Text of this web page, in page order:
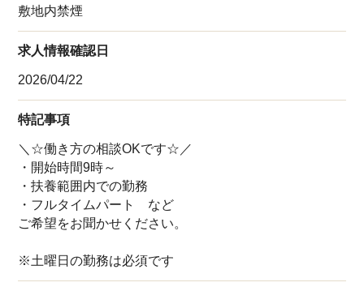
敷地内禁煙
求人情報確認日
2026/04/22
特記事項
＼☆働き方の相談OKです☆／
・開始時間9時～
・扶養範囲内での勤務
・フルタイムパート など
ご希望をお聞かせください。
※土曜日の勤務は必須です
17,033 件
他の条件を選択